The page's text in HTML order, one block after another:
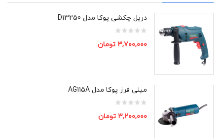
دریل چکشی پوکا مدل D13250
۳,۷۰۰,۰۰۰ تومان
مینی فرز پوکا مدل AG115A
۳,۲۰۰,۰۰۰ تومان